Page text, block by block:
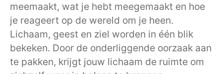
meemaakt, wat je hebt meegemaakt en hoe
je reageert op de wereld om je heen.
Lichaam, geest en ziel worden in één blik
bekeken. Door de onderliggende oorzaak aan
te pakken, krijgt jouw lichaam de ruimte om